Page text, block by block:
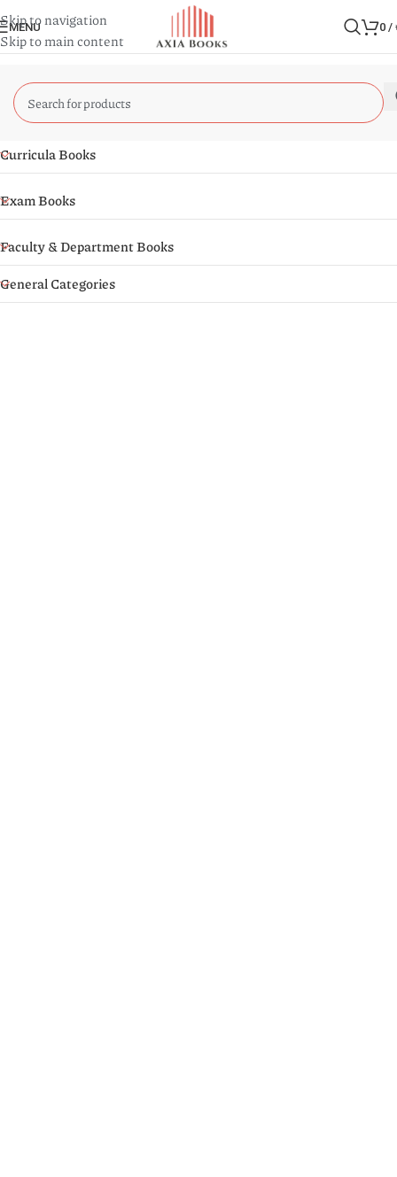
Skip to navigation
Skip to main content
MENU 0 /
Curricula Books
Exam Books
Faculty & Department Books
General Categories